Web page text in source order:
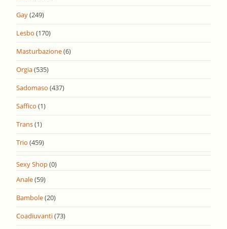
Gay(249)
Lesbo (170)
Masturbazione(6)
Orgia(535)
Sadomaso (437)
Saffico (1)
Trans(1)
Trio (459)
Sexy Shop(0)
Anale(59)
Bambole(20)
Coadiuvanti(73)